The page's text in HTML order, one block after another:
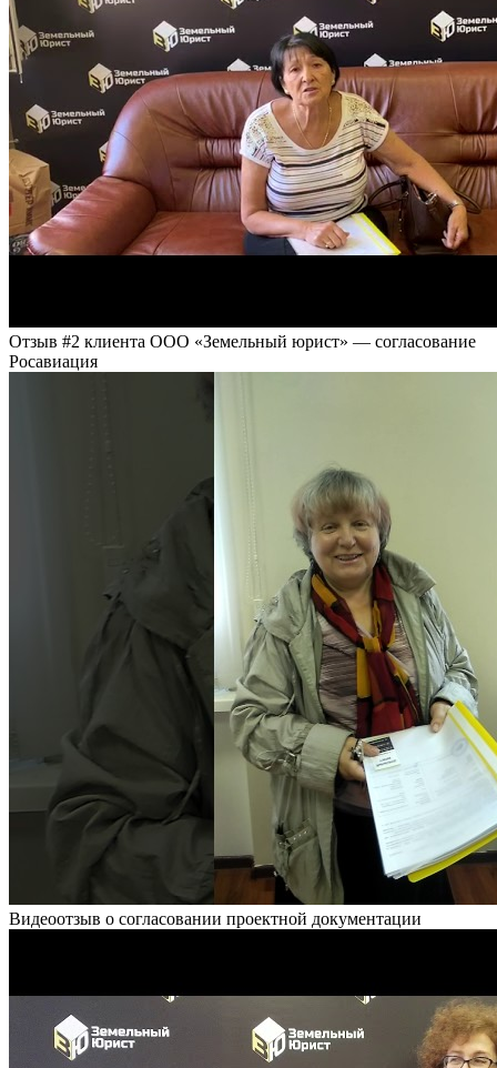
Отзыв #2 клиента ООО «Земельный юрист» — согласование
Росавиация
Видеоотзыв о согласовании проектной документации